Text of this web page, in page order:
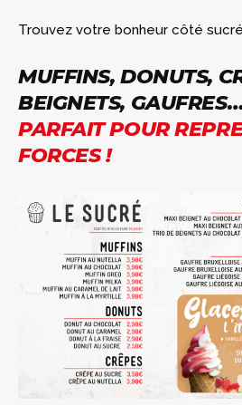
Trouvez votre bonheur côté
MUFFINS, DONUTS,
BEIGNETS,
PARFAIT POUR
FORCES !